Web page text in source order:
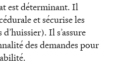
est déterminant. Il
et sécurise les
Il s’assure
des demandes pour